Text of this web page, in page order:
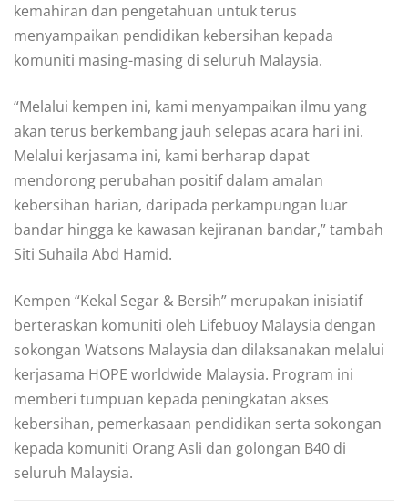
kemahiran dan pengetahuan untuk terus
menyampaikan pendidikan kebersihan kepada
komuniti masing-masing di seluruh Malaysia.
“Melalui kempen ini, kami menyampaikan ilmu yang
akan terus berkembang jauh selepas acara hari ini.
Melalui kerjasama ini, kami berharap dapat
mendorong perubahan positif dalam amalan
kebersihan harian, daripada perkampungan luar
bandar hingga ke kawasan kejiranan bandar,” tambah
Siti Suhaila Abd Hamid.
Kempen “Kekal Segar & Bersih” merupakan inisiatif
berteraskan komuniti oleh Lifebuoy Malaysia dengan
sokongan Watsons Malaysia dan dilaksanakan melalui
kerjasama HOPE worldwide Malaysia. Program ini
memberi tumpuan kepada peningkatan akses
kebersihan, pemerkasaan pendidikan serta sokongan
kepada komuniti Orang Asli dan golongan B40 di
seluruh Malaysia.